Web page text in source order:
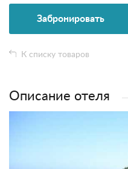
Забронировать
К списку товаров
Описание отеля